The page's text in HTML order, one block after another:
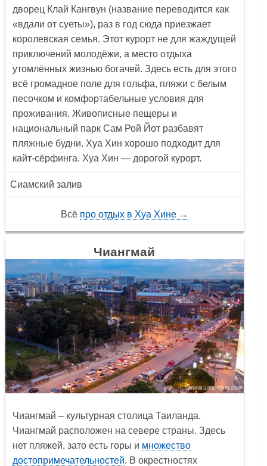
дворец Клай Кангвун (название переводится как
«вдали от суеты»), раз в год сюда приезжает
королевская семья. Этот курорт не для жаждущей
приключений молодёжи, а место отдыха
утомлённых жизнью богачей. Здесь есть для этого
всё громадное поле для гольфа, пляжи с белым
песочком и комфортабельные условия для
проживания. Живописные пещеры и
национальный парк Сам Рой Йот разбавят
пляжные будни. Хуа Хин хорошо подходит для
кайт-сёрфинга. Хуа Хин — дорогой курорт.
Сиамский залив
Всё про отдых в Хуа Хине →
Чиангмай
Чиангмай – культурная столица Таиланда.
Чиангмай расположен на севере страны. Здесь
нет пляжей, зато есть горы и множество
достопримечательностей. В окрестностях